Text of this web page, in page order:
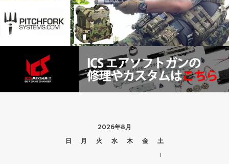
2026年8月
日
月 火 水 木 金
土
1